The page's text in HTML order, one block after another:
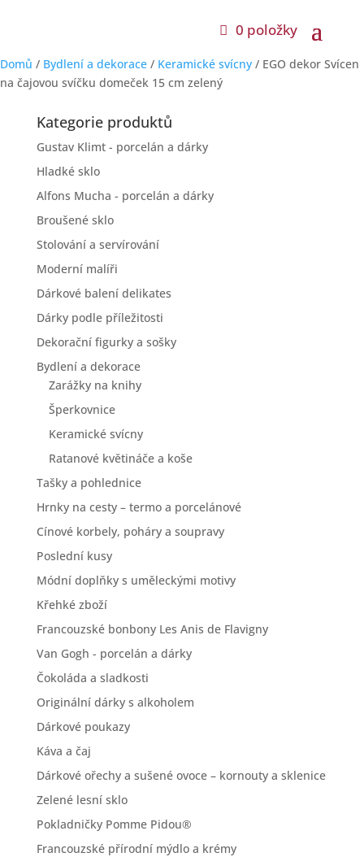
0 položky
Domů / Bydlení a dekorace / Keramické svícny / EGO dekor Svícen
na čajovou svíčku domeček 15 cm zelený
Kategorie produktů
Gustav Klimt - porcelán a dárky
Hladké sklo
Alfons Mucha - porcelán a dárky
Broušené sklo
Stolování a servírování
Moderní malíři
Dárkové balení delikates
Dárky podle příležitosti
Dekorační figurky a sošky
Bydlení a dekorace
Zarážky na knihy
Šperkovnice
Keramické svícny
Ratanové květináče a koše
Tašky a pohlednice
Hrnky na cesty – termo a porcelánové
Cínové korbely, poháry a soupravy
Poslední kusy
Módní doplňky s uměleckými motivy
Křehké zboží
Francouzské bonbony Les Anis de Flavigny
Van Gogh - porcelán a dárky
Čokoláda a sladkosti
Originální dárky s alkoholem
Dárkové poukazy
Káva a čaj
Dárkové ořechy a sušené ovoce – kornouty a sklenice
Zelené lesní sklo
Pokladničky Pomme Pidou®
Francouzské přírodní mýdlo a krémy